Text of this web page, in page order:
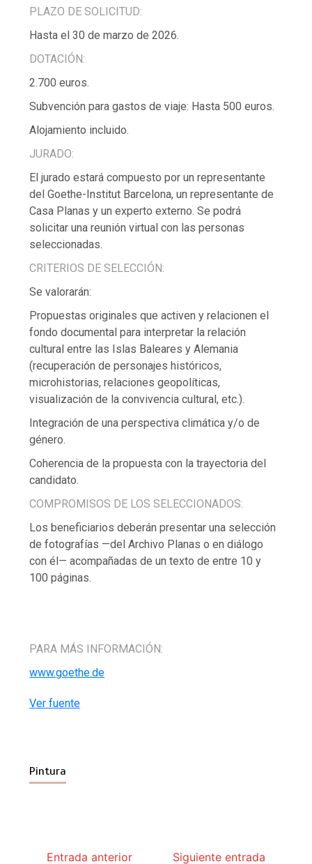
PLAZO DE SOLICITUD:
Hasta el 30 de marzo de 2026.
DOTACIÓN:
2.700 euros.
Subvención para gastos de viaje: Hasta 500 euros.
Alojamiento incluido.
JURADO:
El jurado estará compuesto por un representante
del Goethe-Institut Barcelona, un representante de
Casa Planas y un experto externo. Se podrá
solicitar una reunión virtual con las personas
seleccionadas.
CRITERIOS DE SELECCIÓN:
Se valorarán:
Propuestas originales que activen y relacionen el
fondo documental para interpretar la relación
cultural entre las Islas Baleares y Alemania
(recuperación de personajes históricos,
microhistorias, relaciones geopolíticas,
visualización de la convivencia cultural, etc.).
Integración de una perspectiva climática y/o de
género.
Coherencia de la propuesta con la trayectoria del
candidato.
COMPROMISOS DE LOS SELECCIONADOS:
Los beneficiarios deberán presentar una selección
de fotografías —del Archivo Planas o en diálogo
con él— acompañadas de un texto de entre 10 y
100 páginas.
PARA MÁS INFORMACIÓN:
www.goethe.de
Ver fuente
Pintura
Entrada anterior Siguiente entrada